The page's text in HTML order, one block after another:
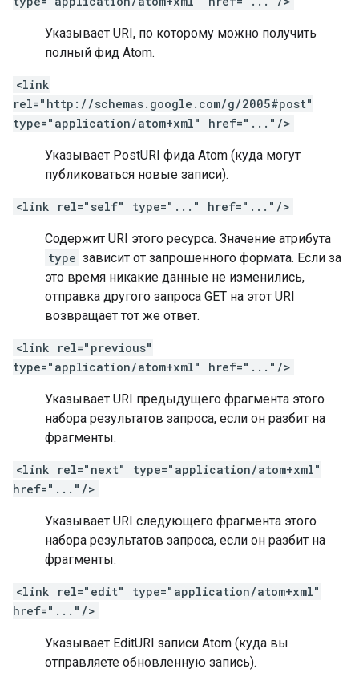
Указывает URI, по которому можно получить
полный фид Atom.
<link
rel="http://schemas.google.com/g/2005#post"
type="application/atom+xml" href="..."/>
Указывает PostURI фида Atom (куда могут
публиковаться новые записи).
<link rel="self" type="..." href="..."/>
Содержит URI этого ресурса. Значение атрибута
type зависит от запрошенного формата. Если за
это время никакие данные не изменились,
отправка другого запроса GET на этот URI
возвращает тот же ответ.
<link rel="previous"
type="application/atom+xml" href="..."/>
Указывает URI предыдущего фрагмента этого
набора результатов запроса, если он разбит на
фрагменты.
<link rel="next" type="application/atom+xml"
href="..."/>
Указывает URI следующего фрагмента этого
набора результатов запроса, если он разбит на
фрагменты.
<link rel="edit" type="application/atom+xml"
href="..."/>
Указывает EditURI записи Atom (куда вы
отправляете обновленную запись).